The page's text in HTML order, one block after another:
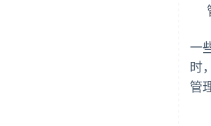
一
时
管